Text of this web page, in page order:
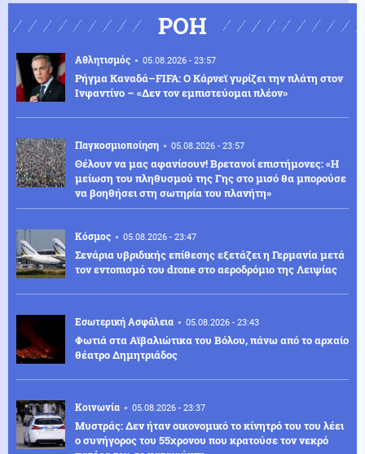
ΡΟΗ
Αθλητισμός 05.08.2026 - 23:57
Ρήγμα Καναδά–FIFA: Ο Κάρνεϊ γυρίζει την πλάτη στον
Ινφαντίνο – «Δεν τον εμπιστεύομαι πλέον»
Παγκοσμιοποίηση 05.08.2026 - 23:57
Θέλουν να μας αφανίσουν! Βρετανοί επιστήμονες: «Η
μείωση του πληθυσμού της Γης στο μισό θα μπορούσε
να βοηθήσει στη σωτηρία του πλανήτη»
Κόσμος 05.08.2026 - 23:47
Σενάρια υβριδικής επίθεσης εξετάζει η Γερμανία μετά
τον εντοπισμό του drone στο αεροδρόμιο της Λειψίας
Εσωτερική Ασφάλεια 05.08.2026 - 23:43
Φωτιά στα Αϊβαλιώτικα του Βόλου, πάνω από το αρχαίο
θέατρο Δημητριάδος
Κοινωνία 05.08.2026 - 23:37
Μυστράς: Δεν ήταν οικονομικό το κίνητρό του του λέει
ο συνήγορος του 55χρονου που κρατούσε τον νεκρό